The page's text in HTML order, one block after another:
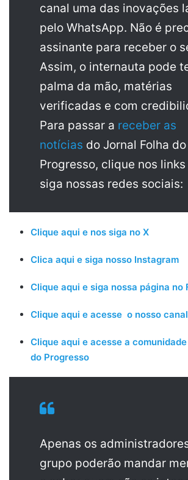
canal uma das inovações
pelo WhatsApp. Não é
assinante para receber o
Assim, o internauta pode
palma da mão, matérias
verificadas e com
Para passar a receber as
notícias do Jornal Folha do
Progresso, clique nos
siga nossas redes sociais:
Clique aqui e nos siga no X
Clica aqui e siga nosso Instagram
Clique aqui e siga nossa página no
Clique aqui e acesse o nosso
Clique aqui e acesse a
do Progresso
Apenas os
grupo poderão mandar